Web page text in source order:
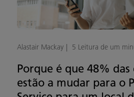
Alastair Mackay 5 Leitura de um
Porque é que 48% das
estão a mudar para o